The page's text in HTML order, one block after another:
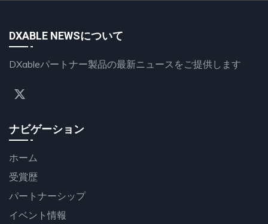
DXABLE NEWSについて
DXableパートナー製品の最新ニュースをご提供します
ナビゲーション
ホーム
受賞歴
パートナーシップ
イベント情報